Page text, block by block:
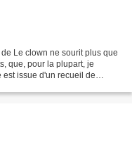
Le clown ne sourit plus que
que, pour la plupart, je
issue d'un recueil de